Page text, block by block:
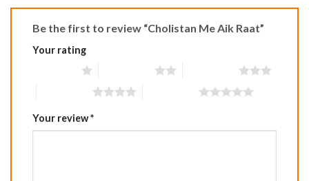
Be the first to review “Cholistan Me Aik Raat”
Your rating
Your review*